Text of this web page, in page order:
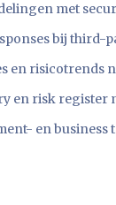
met
bij third-
en risicotrends
en risk register
en business